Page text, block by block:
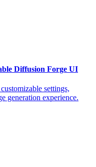
Diffusion Forge UI
settings,
generation experience.